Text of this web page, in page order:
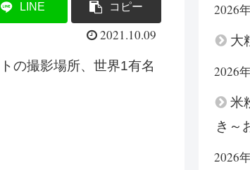
LINE コピー
2021.10.09
の撮影場所、世界1有名
2026
大
2026
米
き～
2026